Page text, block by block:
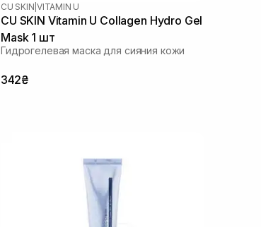
CU SKIN |VITAMIN U
CU SKIN Vitamin U Collagen Hydro Gel
Mask 1 шт
Гидрогелевая маска для сияния кожи
342₴